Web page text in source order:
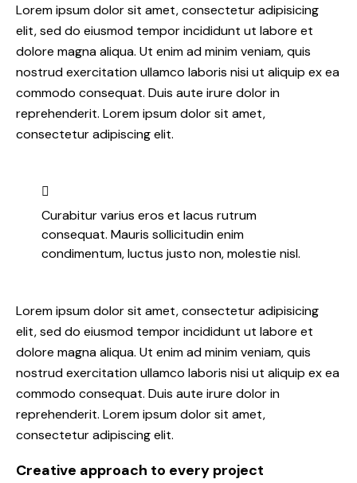
Lorem ipsum dolor sit amet, consectetur adipisicing
elit, sed do eiusmod tempor incididunt ut labore et
dolore magna aliqua. Ut enim ad minim veniam, quis
nostrud exercitation ullamco laboris nisi ut aliquip ex ea
commodo consequat. Duis aute irure dolor in
reprehenderit. Lorem ipsum dolor sit amet,
consectetur adipiscing elit.
Curabitur varius eros et lacus rutrum
consequat. Mauris sollicitudin enim
condimentum, luctus justo non, molestie nisl.
Lorem ipsum dolor sit amet, consectetur adipisicing
elit, sed do eiusmod tempor incididunt ut labore et
dolore magna aliqua. Ut enim ad minim veniam, quis
nostrud exercitation ullamco laboris nisi ut aliquip ex ea
commodo consequat. Duis aute irure dolor in
reprehenderit. Lorem ipsum dolor sit amet,
consectetur adipiscing elit.
Creative approach to every project